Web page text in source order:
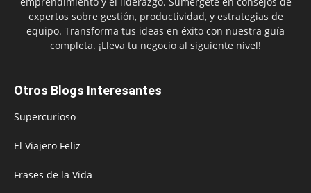
expertos sobre gestión, productividad, y estrategias de
equipo. Transforma tus ideas en éxito con nuestra guía
completa. ¡Lleva tu negocio al siguiente nivel!
Otros Blogs Interesantes
Supercurioso
El Viajero Feliz
Frases de la Vida